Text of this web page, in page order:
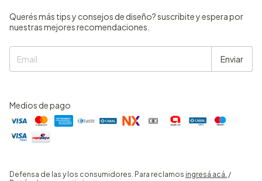
Querés más tips y consejos de diseño? suscribite y espera por
nuestras mejores recomendaciones.
Medios de pago
Defensa de las y los consumidores. Para reclamos ingresá acá. /